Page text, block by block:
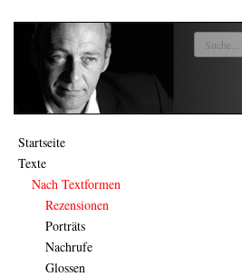
Startseite
Texte
Nach Textformen
Rezensionen
Porträts
Nachrufe
Glossen